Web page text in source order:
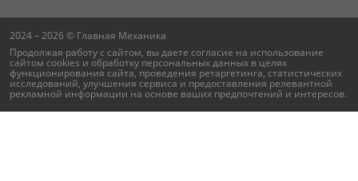
2024 – 2026 © Главная Механика
Продолжая работу с сайтом, вы даете согласие на использование
сайтом cookies и обработку персональных данных в целях
функционирования сайта, проведения ретаргетинга, статистических
исследований, улучшения сервиса и предоставления релевантной
рекламной информации на основе ваших предпочтений и интересов.